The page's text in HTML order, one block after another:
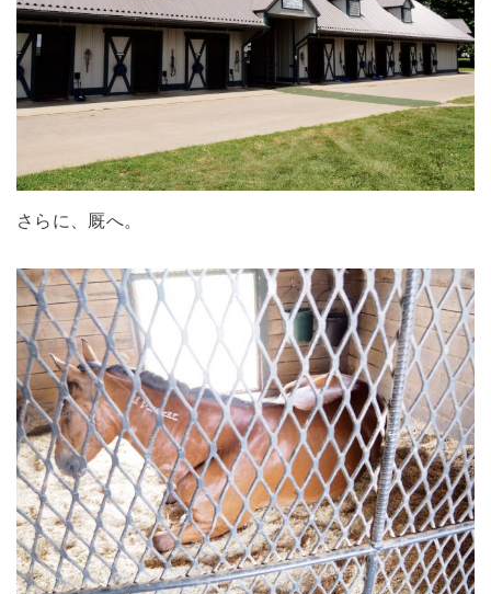
さらに、厩へ。